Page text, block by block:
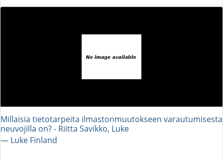
Millaisia tietotarpeita ilmastonmuutokseen varautumisesta
neuvojilla on? - Riitta Savikko, Luke
― Luke Finland